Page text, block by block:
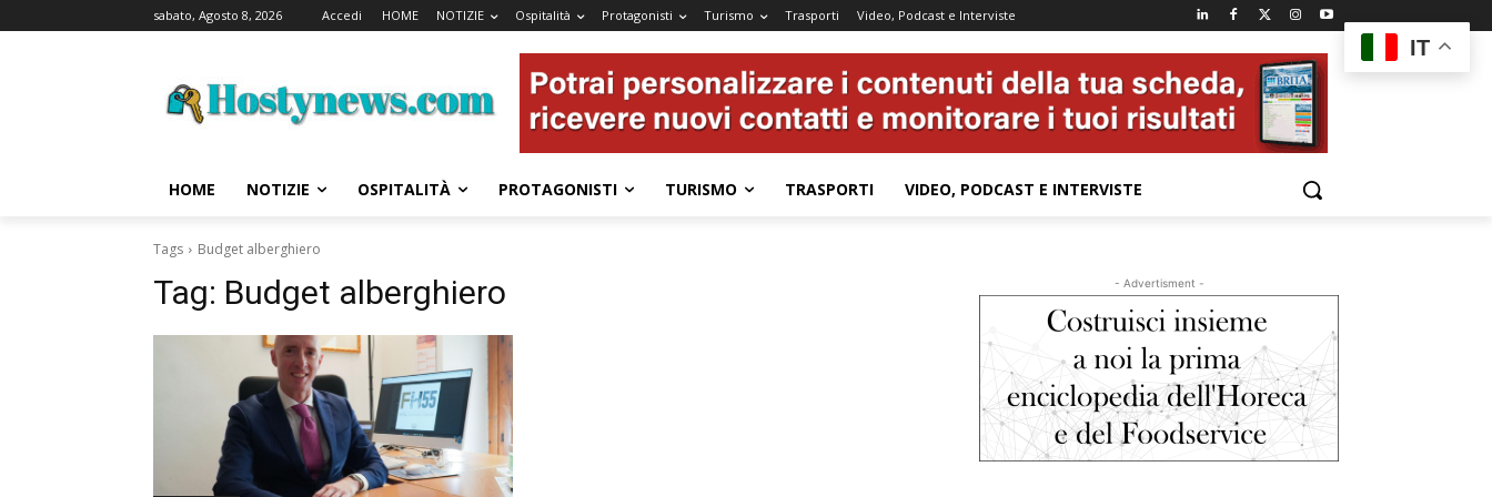
sabato, Agosto 8, 2026 Accedi HOME NOTIZIE Ospitalità Protagonisti Turismo Trasporti Video, Podcast e Interviste
HOME NOTIZIE OSPITALITÀ PROTAGONISTI TURISMO TRASPORTI VIDEO, PODCAST E INTERVISTE
Tags Budget alberghiero
Tag: Budget alberghiero - Advertisment -
IT